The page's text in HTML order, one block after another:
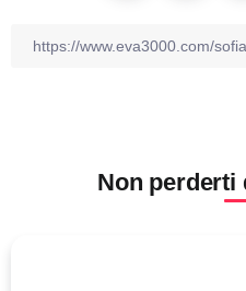
Non perderti